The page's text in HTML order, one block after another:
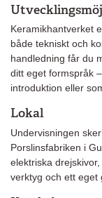
Keramikhantverket
både tekniskt och
handledning får du
ditt eget formspråk
introduktion eller
Lokal
Undervisningen
Porslinsfabriken i
elektriska
verktyg och ett eget